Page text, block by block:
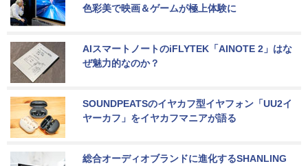
色彩美で映画＆ゲームが極上体験に
AIスマートノートのiFLYTEK「AINOTE 2」はな
ぜ魅力的なのか？
SOUNDPEATSのイヤカフ型イヤフォン「UU2イ
ヤーカフ」をイヤカフマニアが語る
総合オーディオブランドに進化するSHANLING